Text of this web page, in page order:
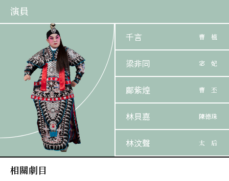
演員
千言 曹 植
梁非同 宓 妃
鄺紫煌 曹 丕
林貝嘉 陳德珠
林汶聲 太 后
相關劇目